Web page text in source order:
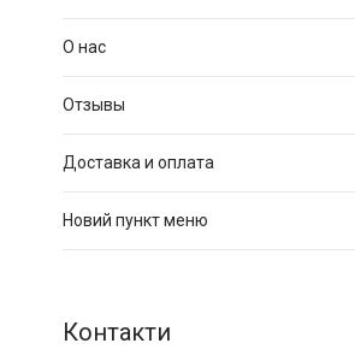
О нас
Отзывы
Доставка и оплата
Новий пункт меню